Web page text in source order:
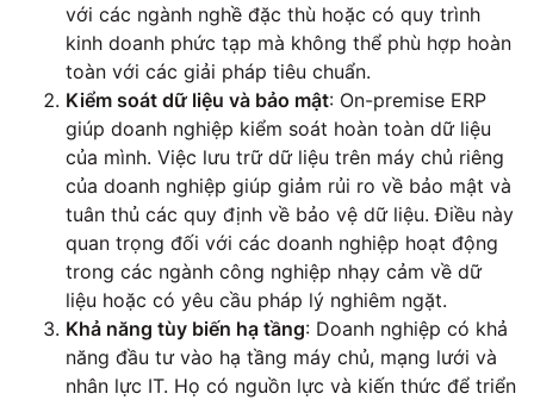
với các ngành nghề đặc thù hoặc có quy trình
kinh doanh phức tạp mà không thể phù hợp hoàn
toàn với các giải pháp tiêu chuẩn.
Kiểm soát dữ liệu và bảo mật: On-premise ERP
giúp doanh nghiệp kiểm soát hoàn toàn dữ liệu
của mình. Việc lưu trữ dữ liệu trên máy chủ riêng
của doanh nghiệp giúp giảm rủi ro về bảo mật và
tuân thủ các quy định về bảo vệ dữ liệu. Điều này
quan trọng đối với các doanh nghiệp hoạt động
trong các ngành công nghiệp nhạy cảm về dữ
liệu hoặc có yêu cầu pháp lý nghiêm ngặt.
Khả năng tùy biến hạ tầng: Doanh nghiệp có khả
năng đầu tư vào hạ tầng máy chủ, mạng lưới và
nhân lực IT. Họ có nguồn lực và kiến thức để triển